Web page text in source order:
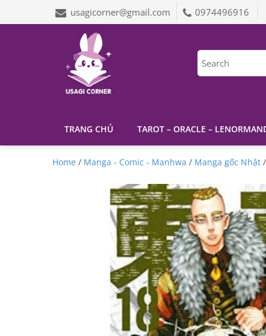
usagicorner@gmail.com 0974496916
TRANG CHỦ TAROT – ORACLE –
Home / Manga - Comic - Manhwa / Manga gốc Nhật /